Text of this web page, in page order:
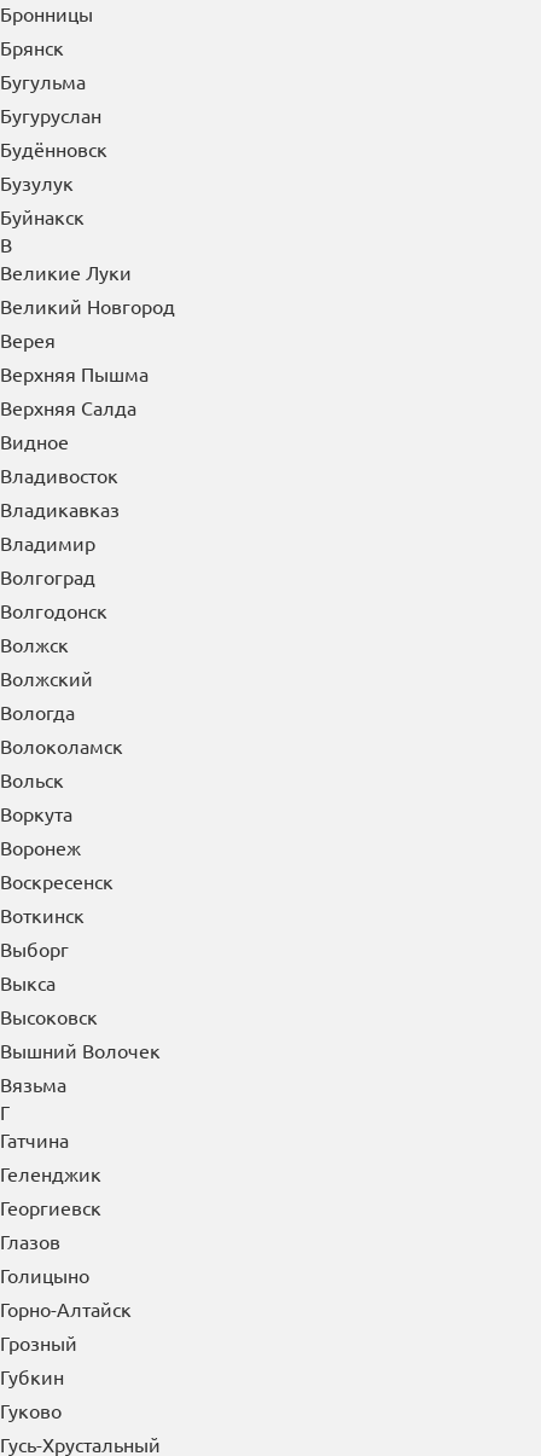
Бронницы
Брянск
Бугульма
Бугуруслан
Будённовск
Бузулук
Буйнакск
В
Великие Луки
Великий Новгород
Верея
Верхняя Пышма
Верхняя Салда
Видное
Владивосток
Владикавказ
Владимир
Волгоград
Волгодонск
Волжск
Волжский
Вологда
Волоколамск
Вольск
Воркута
Воронеж
Воскресенск
Воткинск
Выборг
Выкса
Высоковск
Вышний Волочек
Вязьма
Г
Гатчина
Геленджик
Георгиевск
Глазов
Голицыно
Горно-Алтайск
Грозный
Губкин
Гуково
Гусь-Хрустальный